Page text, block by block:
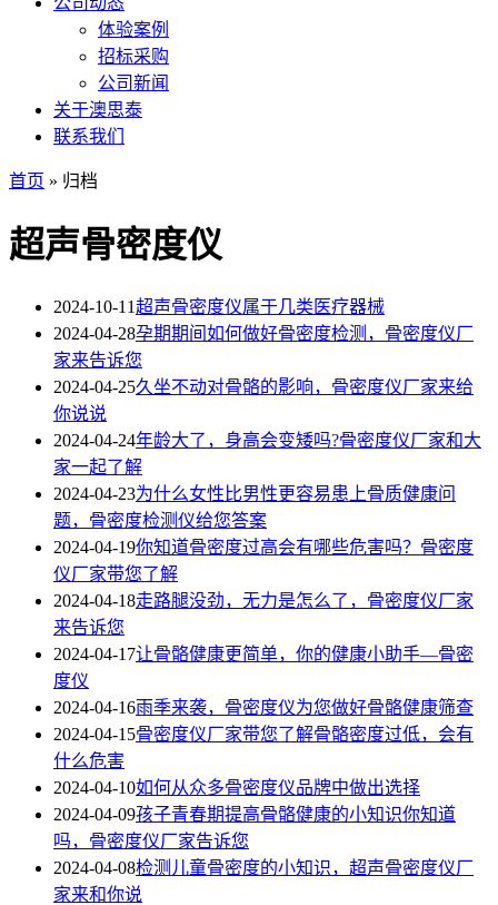
体验案例
招标采购
公司新闻
关于澳思泰
联系我们
首页 » 归档
超声骨密度仪
2024-10-11超声骨密度仪属于几类医疗器械
2024-04-28孕期期间如何做好骨密度检测，骨密度仪厂
家来告诉您
2024-04-25久坐不动对骨骼的影响，骨密度仪厂家来给
你说说
2024-04-24年龄大了，身高会变矮吗?骨密度仪厂家和大
家一起了解
2024-04-23为什么女性比男性更容易患上骨质健康问
题，骨密度检测仪给您答案
2024-04-19你知道骨密度过高会有哪些危害吗？骨密度
仪厂家带您了解
2024-04-18走路腿没劲，无力是怎么了，骨密度仪厂家
来告诉您
2024-04-17让骨骼健康更简单，你的健康小助手—骨密
度仪
2024-04-16雨季来袭，骨密度仪为您做好骨骼健康筛查
2024-04-15骨密度仪厂家带您了解骨骼密度过低，会有
什么危害
2024-04-10如何从众多骨密度仪品牌中做出选择
2024-04-09孩子青春期提高骨骼健康的小知识你知道
吗，骨密度仪厂家告诉您
2024-04-08检测儿童骨密度的小知识，超声骨密度仪厂
家来和你说